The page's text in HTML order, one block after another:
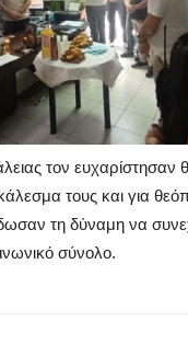
τον ευχαρίστησαν
τους και για
τη δύναμη να
σύνολο.